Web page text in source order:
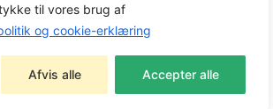
til vores brug af
og cookie-erklæring
Afvis alle Accepter alle